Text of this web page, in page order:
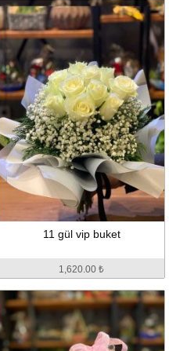
11 gül vip buket
1,620.00 ₺